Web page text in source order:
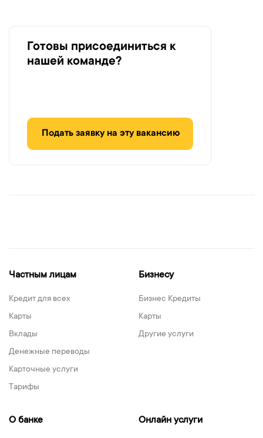
Готовы присоединиться к
нашей команде?
Подать заявку на эту вакансию
Частным лицам
Кредит для всех
Карты
Вклады
Денежные переводы
Карточные услуги
Тарифы
Бизнесу
Бизнес Кредиты
Карты
Другие услуги
О банке Онлайн услуги